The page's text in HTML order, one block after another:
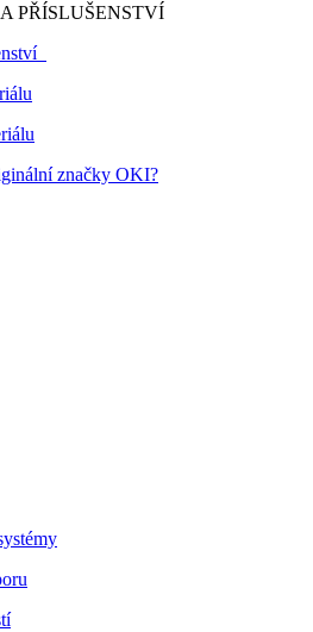
PŘÍSLUŠENSTVÍ
značky OKI?